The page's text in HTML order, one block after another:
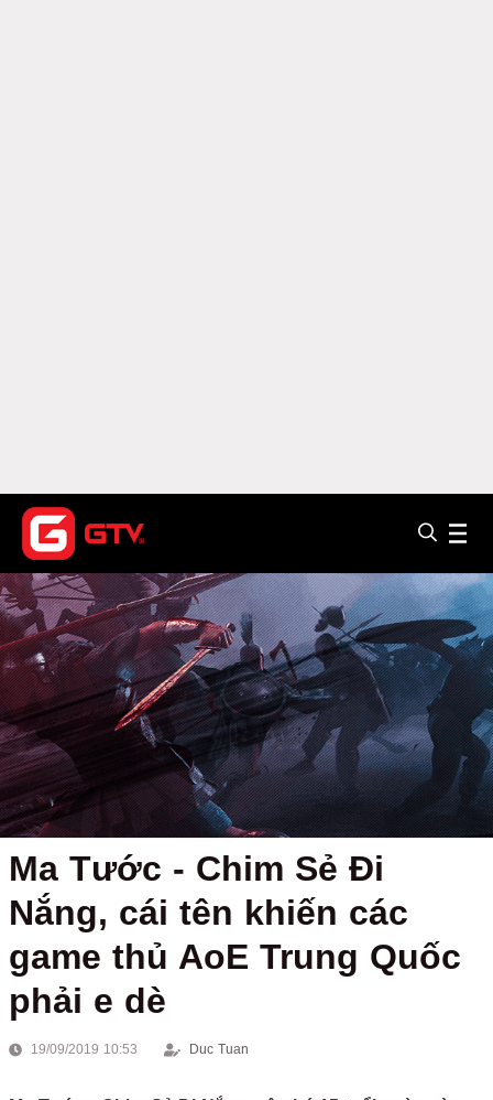
Ma Tước - Chim Sẻ Đi
Nắng, cái tên khiến các
game thủ AoE Trung Quốc
phải e dè
19/09/2019 10:53 Duc Tuan